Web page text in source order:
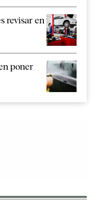
revisar en
poner